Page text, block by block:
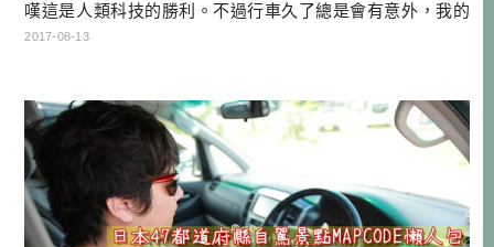
嘆這是人類科技的勝利。不過行車久了總是會有意外，我的
意思是，電話號碼也有可能找不到目標，有可能是因為車子
號碼導航，他要你輸入老闆的姓氏(這是一種隱私權保護機
制)。 這種時候，當然如果你有事先 […]…
2017-08-13